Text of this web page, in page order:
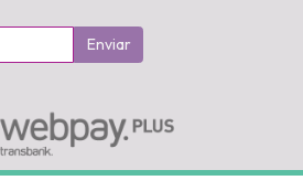
Enviar